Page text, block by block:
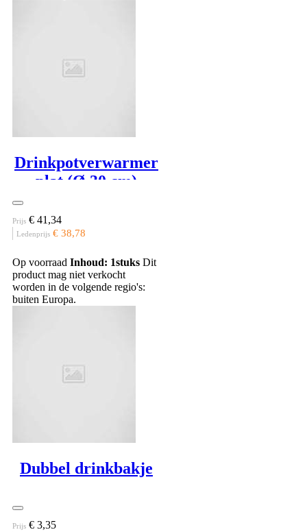
Drinkpotverwarmer
plat (Ø 30 cm)
Prijs € 41,34
Ledenprijs € 38,78
Op voorraad Inhoud: 1stuks Dit
product mag niet verkocht
worden in de volgende regio's:
buiten Europa.
Dubbel drinkbakje
Prijs € 3,35